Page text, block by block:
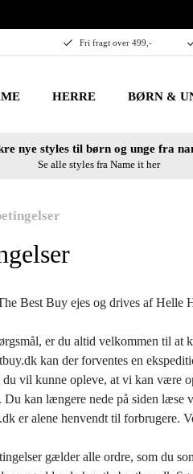
Fri fragt over 499,-
HERRE BØRN &
nye styles til børn og unge fra
Se alle styles fra Name it her
Best Buy ejes og drives af
er du altid velkommen til at
kan der forventes en
vil kunne opleve, at vi kan være
kan længere nede på siden læse
er alene henvendt til forbrugere.
gælder alle ordre, som du